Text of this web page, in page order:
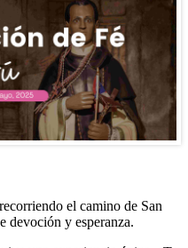
el camino de San
devoción y esperanza.